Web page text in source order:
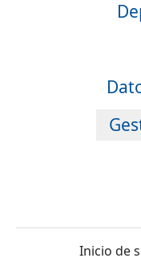
Inicio de